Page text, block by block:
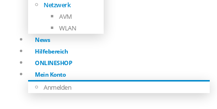
Netzwerk
AVM
WLAN
News
Hilfebereich
ONLINESHOP
Mein Konto
Anmelden